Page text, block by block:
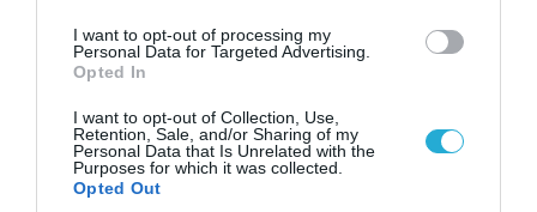
I want to opt-out of processing my
Personal Data for Targeted Advertising.
Opted In
I want to opt-out of Collection, Use,
Retention, Sale, and/or Sharing of my
Personal Data that Is Unrelated with the
Purposes for which it was collected.
Opted Out